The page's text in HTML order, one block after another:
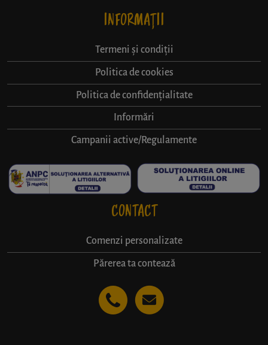
INFORMAȚII
Termeni și condiții
Politica de cookies
Politica de confidențialitate
Informări
Campanii active/Regulamente
CONTACT
Comenzi personalizate
Părerea ta contează